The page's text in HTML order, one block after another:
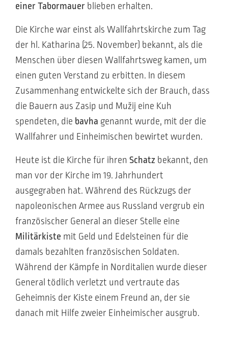
einer Tabormauer blieben erhalten.
Die Kirche war einst als Wallfahrtskirche zum Tag
der hl. Katharina (25. November) bekannt, als die
Menschen über diesen Wallfahrtsweg kamen, um
einen guten Verstand zu erbitten. In diesem
Zusammenhang entwickelte sich der Brauch, dass
die Bauern aus Zasip und Mužij eine Kuh
spendeten, die bavha genannt wurde, mit der die
Wallfahrer und Einheimischen bewirtet wurden.
Heute ist die Kirche für ihren Schatz bekannt, den
man vor der Kirche im 19. Jahrhundert
ausgegraben hat. Während des Rückzugs der
napoleonischen Armee aus Russland vergrub ein
französischer General an dieser Stelle eine
Militärkiste mit Geld und Edelsteinen für die
damals bezahlten französischen Soldaten.
Während der Kämpfe in Norditalien wurde dieser
General tödlich verletzt und vertraute das
Geheimnis der Kiste einem Freund an, der sie
danach mit Hilfe zweier Einheimischer ausgrub.